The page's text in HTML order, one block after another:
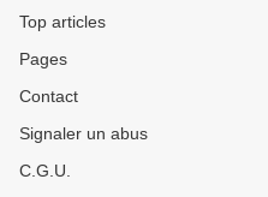
Top articles
Pages
Contact
Signaler un abus
C.G.U.